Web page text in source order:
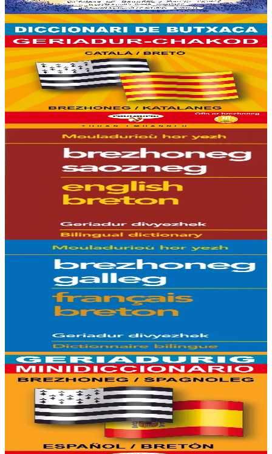
Er stok20,00 €
6 vloaz hag ouzhpenn
Yoran Embanner
Geriadur-chakod brezhoneg-katalaneg / katalaneg-
brezhoneg
8000 ger ha troidigezh & fonetik a ya d'ober ar geriadur chakod-
mañ. Kavout a reer e-barzh geriaoueg ar vuhez pemdez.
Er stok8,00 €
6 vloaz hag ouzhpenn
Hor Yezh
Geriadur brezhoneg-saozneg
Dindan ur golo hepken ez embanner hiziv an daouc’heriadurig a oa
bet savet gant Raymond Delaporte. Kavet e vo ennañ : - War-dro 11
14,00 €
6 vloaz hag ouzhpenn
Hor Yezh
Geriadur brezhoneg-galleg / galleg-brezhoneg
Gant ur strolladig tud kar-o-yezh eo bet savet ar geriadurig-mañ.
Soñjet o deus dreist-holl er re a zo o teskiñ ar yezh, met ivez er re a
9,50 €
6 vloaz hag ouzhpenn
Yoran Embanner
Geriadurig brezhoneg-spagnoleg / spagnoleg-
brezhoneg
9500 ger ha troidigezh & fonetik a ya d'ober ar geriadur chakod-
mañ. Kavout a reer e-barzh geriaoueg ar vuhez pemdez.